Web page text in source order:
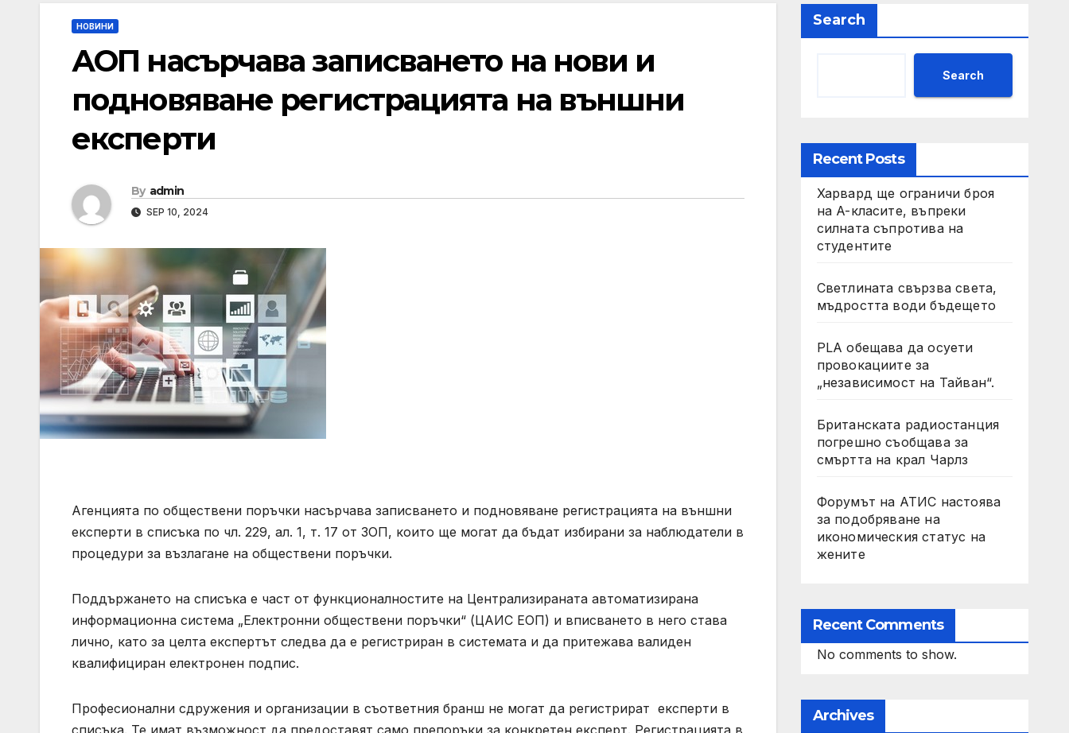
НОВИНИ
АОП насърчава записването на нови и
подновяване регистрацията на външни
експерти
By admin
SEP 10, 2024
Агенцията по обществени поръчки насърчава записването и подновяване регистрацията на външни
експерти в списъка по чл. 229, ал. 1, т. 17 от ЗОП, които ще могат да бъдат избирани за наблюдатели в
процедури за възлагане на обществени поръчки.
Поддържането на списъка е част от функционалностите на Централизираната автоматизирана
информационна система „Електронни обществени поръчки“ (ЦАИС ЕОП) и вписването в него става
лично, като за целта експертът следва да е регистриран в системата и да притежава валиден
квалифициран електронен подпис.
Професионални сдружения и организации в съответния бранш не могат да регистрират експерти в
Search
Search
Recent Posts
Харвард ще ограничи броя
на A-класите, въпреки
силната съпротива на
студентите
Светлината свързва света,
мъдростта води бъдещето
PLA обещава да осуети
провокациите за
„независимост на Тайван“.
Британската радиостанция
погрешно съобщава за
смъртта на крал Чарлз
Форумът на АТИС настоява
за подобряване на
икономическия статус на
жените
Recent Comments
No comments to show.
Archives